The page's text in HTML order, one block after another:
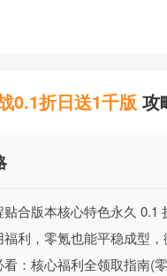
0.1折日送1千版 攻
合版本核心特色永久 0.1
利，零氪也能平稳成型
：核心福利全领取指南(